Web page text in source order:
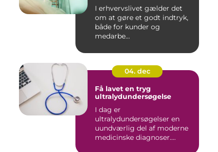
I erhvervslivet gælder det
om at gøre et godt indtryk,
både for kunder og
medarbe...
04. dec
Få lavet en tryg
ultralydundersøgelse
I dag er
ultralydundersøgelser en
uundværlig del af moderne
medicinske diagnoser.